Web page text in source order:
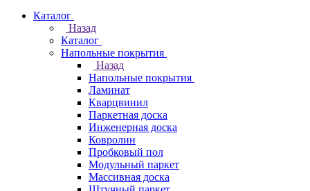
Каталог
Назад
Каталог
Напольные покрытия
Назад
Напольные покрытия
Ламинат
Кварцвинил
Паркетная доска
Инженерная доска
Ковролин
Пробковый пол
Модульный паркет
Массивная доска